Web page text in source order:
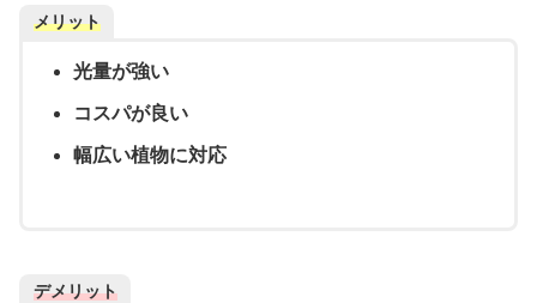
メリット
光量が強い
コスパが良い
幅広い植物に対応
デメリット